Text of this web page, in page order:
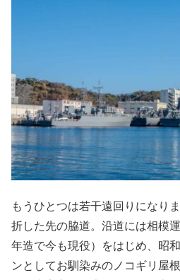
もうひとつは若干遠回りになり
折した先の脇道。沿道には相模
年造で今も現役）をはじめ、昭
ンとしてお馴染みのノコギリ屋